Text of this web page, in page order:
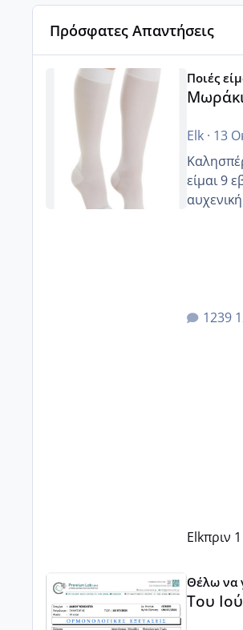
Πρόσφατες Απαντήσεις
Μωράκια Μαΐου 2026 🌸🌻🌹
Ποιές
Elk· 13
είμαι 9
Elkπριν
Θέλω να
Του